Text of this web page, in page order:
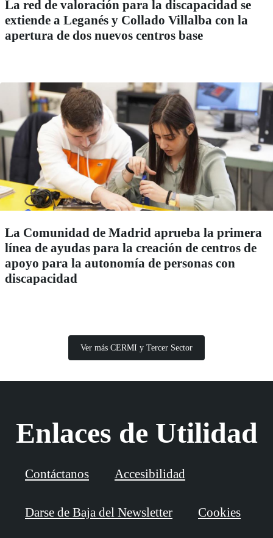
La red de valoración para la discapacidad se
extiende a Leganés y Collado Villalba con la
apertura de dos nuevos centros base
La Comunidad de Madrid aprueba la primera
línea de ayudas para la creación de centros de
apoyo para la autonomía de personas con
discapacidad
Ver más CERMI y Tercer Sector
Enlaces de Utilidad
Contáctanos Accesibilidad
Darse de Baja del Newsletter Cookies